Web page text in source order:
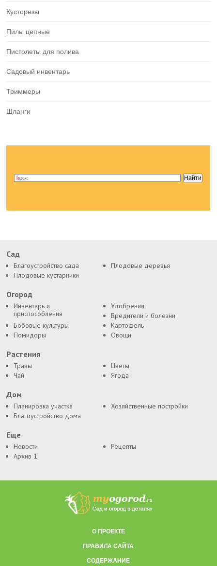
Кусторезы
Пилы цепные
Пистолеты для полива
Садовый инвентарь
Триммеры
Шланги
Сад
Благоустройство сада
Плодовые деревья
Плодовые кустарники
Огород
Инвентарь и
приспособления
Удобрения
Вредители и болезни
Бобовые культуры
Картофель
Помидоры
Овощи
Растения
Травы
Цветы
Чай
Ягода
Дом
Планировка участка
Хозяйственные постройки
Благоустройство дома
Еще
Новости
Рецепты
Архив 1
О ПРОЕКТЕ
ПРАВИЛА САЙТА
СОДЕРЖАНИЕ